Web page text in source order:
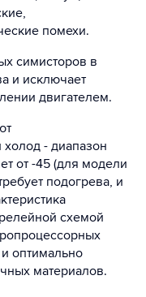
помехи.
симисторов в
и исключает
двигателем.
- диапазон
от -45 (для модели
подогрева, и
схемой
оптимально
материалов.